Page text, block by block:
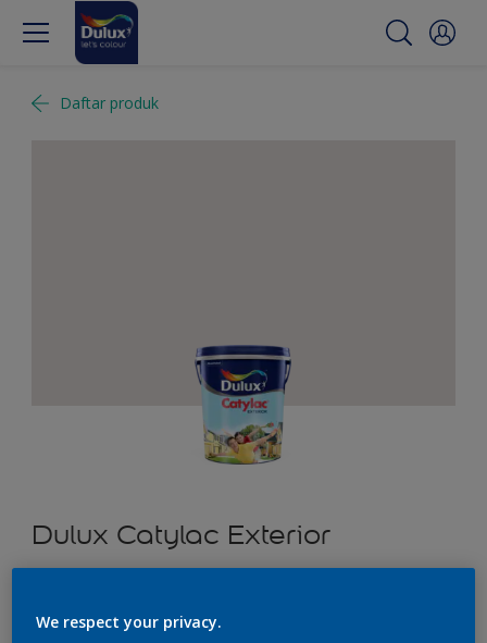
Daftar produk
Dulux Catylac Exterior
We respect your privacy.